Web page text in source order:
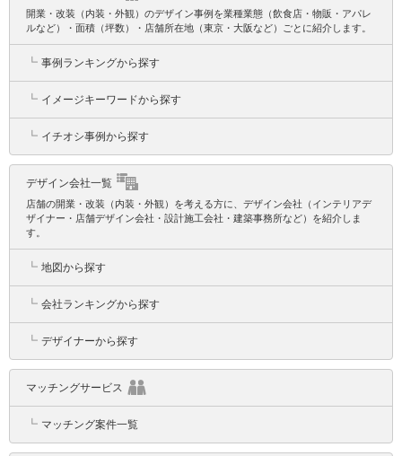
開業・改装（内装・外観）のデザイン事例を業種業態（飲食店・物販・アパレ
ルなど）・面積（坪数）・店舗所在地（東京・大阪など）ごとに紹介します。
┗ 事例ランキングから探す
┗ イメージキーワードから探す
┗ イチオシ事例から探す
デザイン会社一覧
店舗の開業・改装（内装・外観）を考える方に、デザイン会社（インテリアデ
ザイナー・店舗デザイン会社・設計施工会社・建築事務所など）を紹介しま
す。
┗ 地図から探す
┗ 会社ランキングから探す
┗ デザイナーから探す
マッチングサービス
┗ マッチング案件一覧